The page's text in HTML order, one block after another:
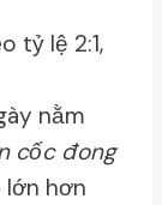
tỷ lệ 2:1,
nằm
cốc đong
lớn hơn